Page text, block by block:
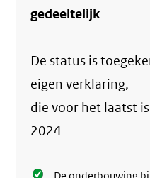
gedeeltelijk
De status is
eigen verklaring,
die voor het laatst
2024